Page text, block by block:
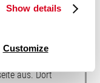
Show details
Customize
Großteil aus
macht
aus. Dort